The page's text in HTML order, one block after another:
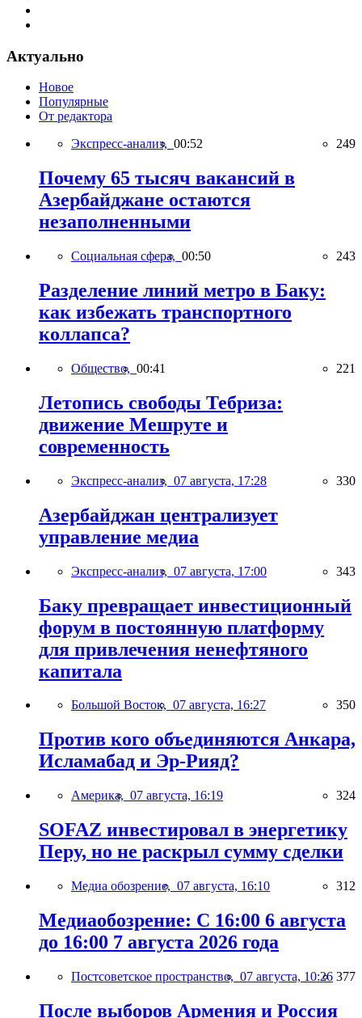
Актуально
Новое
Популярные
От редактора
Экспресс-анализ, 00:52 249
Почему 65 тысяч вакансий в
Азербайджане остаются
незаполненными
Социальная сфера, 00:50 243
Разделение линий метро в Баку:
как избежать транспортного
коллапса?
Общество, 00:41 221
Летопись свободы Тебриза:
движение Мешруте и
современность
Экспресс-анализ, 07 августа, 17:28 330
Азербайджан централизует
управление медиа
Экспресс-анализ, 07 августа, 17:00 343
Баку превращает инвестиционный
форум в постоянную платформу
для привлечения ненефтяного
капитала
Большой Восток, 07 августа, 16:27 350
Против кого объединяются Анкара,
Исламабад и Эр-Рияд?
Америка, 07 августа, 16:19 324
SOFAZ инвестировал в энергетику
Перу, но не раскрыл сумму сделки
Медиа обозрение, 07 августа, 16:10 312
Медиаобозрение: С 16:00 6 августа
до 16:00 7 августа 2026 года
Постсоветское пространство, 07 августа, 10:26 377
После выборов Армения и Россия